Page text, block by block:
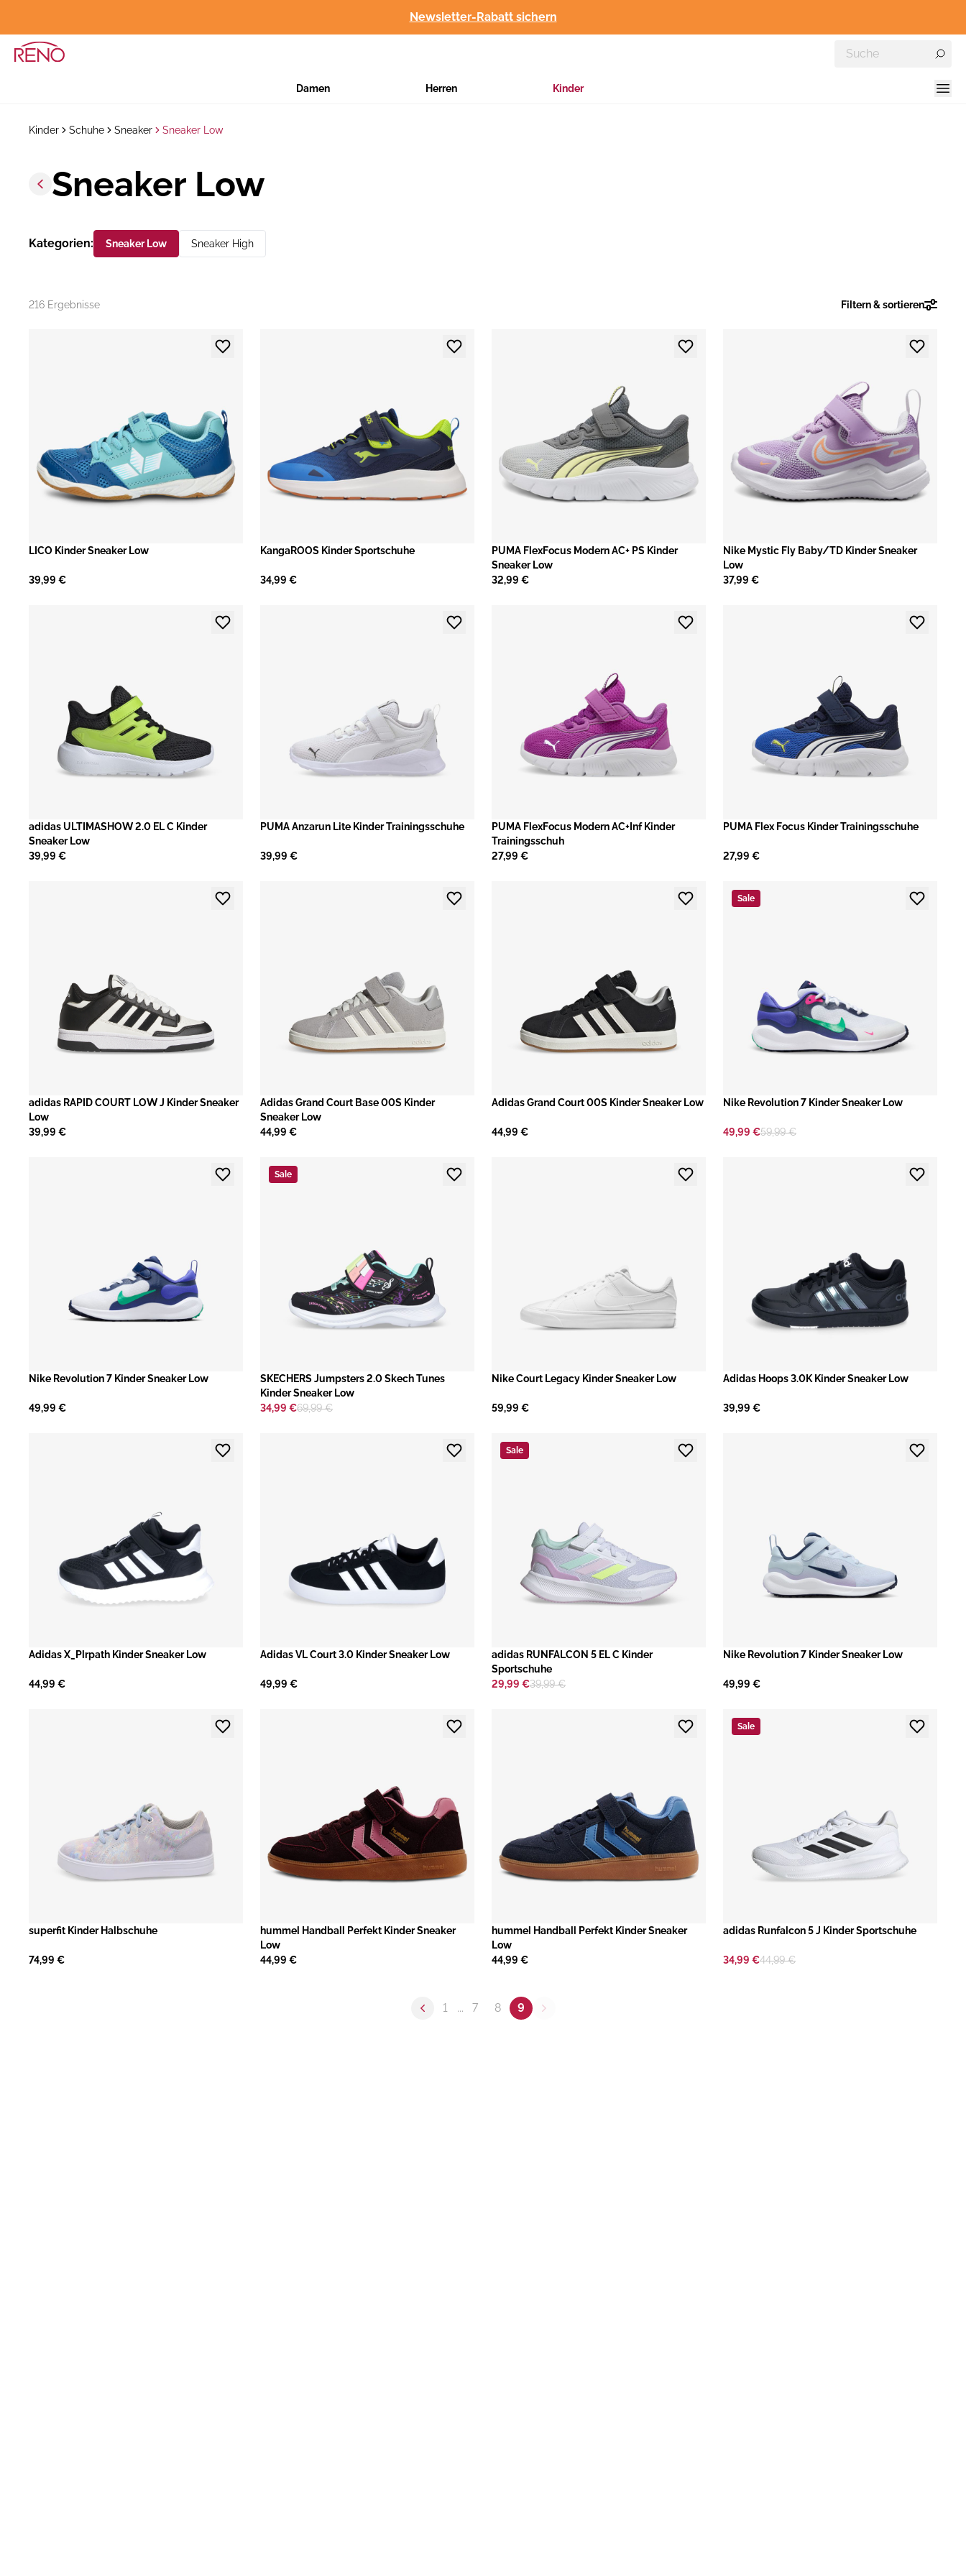
Newsletter-Rabatt sichern
Damen Herren Kinder
Kinder Schuhe Sneaker Sneaker Low
Sneaker Low
Kategorien: Sneaker Low Sneaker High
Filtern & sortieren
216 Ergebnisse
LICO Kinder Sneaker Low
39,99 €
KangaROOS Kinder Sportschuhe
34,99 €
PUMA FlexFocus Modern AC+ PS Kinder
Sneaker Low
32,99 €
Nike Mystic Fly Baby/TD Kinder Sneaker
Low
37,99 €
adidas ULTIMASHOW 2.0 EL C Kinder
Sneaker Low
39,99 €
PUMA Anzarun Lite Kinder Trainingsschuhe
39,99 €
PUMA FlexFocus Modern AC+Inf Kinder
Trainingsschuh
27,99 €
PUMA Flex Focus Kinder Trainingsschuhe
27,99 €
adidas RAPID COURT LOW J Kinder Sneaker
Low
39,99 €
​Adidas Grand Court Base 00S Kinder
Sneaker Low
44,99 €
​Adidas Grand Court 00S Kinder Sneaker Low
44,99 €
Sale
Nike Revolution 7 Kinder Sneaker Low
49,99 €59,99 €
Nike Revolution 7 Kinder Sneaker Low
49,99 €
Sale
SKECHERS Jumpsters 2.0 Skech Tunes
Kinder Sneaker Low
34,99 €69,99 €
Nike Court Legacy Kinder Sneaker Low
59,99 €
​Adidas Hoops 3.0K Kinder Sneaker Low
39,99 €
​Adidas X_Plrpath Kinder Sneaker Low
44,99 €
​Adidas VL Court 3.0 Kinder Sneaker Low
49,99 €
Sale
adidas RUNFALCON 5 EL C Kinder
Sportschuhe
29,99 €39,99 €
Nike Revolution 7 Kinder Sneaker Low
49,99 €
superfit Kinder Halbschuhe
74,99 €
hummel Handball Perfekt Kinder Sneaker
Low
44,99 €
hummel Handball Perfekt Kinder Sneaker
Low
44,99 €
Sale
adidas Runfalcon 5 J Kinder Sportschuhe
34,99 €44,99 €
Previous page
1 ... 7 8 9 Next page